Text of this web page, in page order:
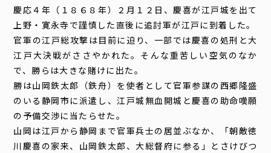
慶応４年（１８６８年）２月１２日、慶喜が江戸城を出て
上野・寛永寺で謹慎した直後に追討軍が江戸に到着した。
官軍の江戸総攻撃は目前に迫り、一部では慶喜の処刑と大
江戸大決戦がささやかれた。そんな重苦しい空気のなか
で、勝らは大きな賭けに出た。
勝は山岡鉄太郎（鉄舟）を使者として官軍参謀の西郷隆盛
のいる静岡市に派遣し、江戸城無血開城と慶喜の助命嘆願
の予備交渉に当たらせた。
山岡は江戸から静岡まで官軍兵士の居並ぶなか、「朝敵徳
川慶喜の家来、山岡鉄太郎、大総督府に参る」とさけびつ